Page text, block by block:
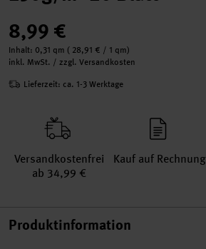
8,99 €
Inhalt: 0,31 qm ( 28,91 € / 1 qm)
inkl. MwSt. / zzgl. Versandkosten
Lieferzeit: ca. 1-3 Werktage
Versand­kosten­frei
ab 34,99 €
Kauf auf Rechnung
Produktinformation